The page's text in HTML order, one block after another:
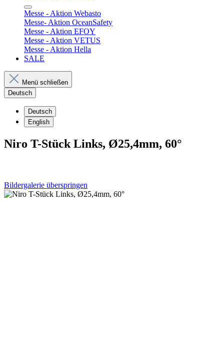
Messe - Aktion Webasto
Messe- Aktion OceanSafety
Messe - Aktion EFOY
Messe - Aktion VETUS
Messe - Aktion Hella
SALE
Menü schließen
Deutsch
Deutsch
English
Niro T-Stück Links, Ø25,4mm, 60°
Bildergalerie überspringen